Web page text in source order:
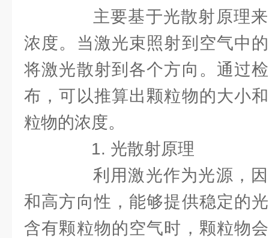
主要基于光散射原理来
浓度。当激光束照射到空气中
将激光散射到各个方向。通过
布，可以推算出颗粒物的大小
粒物的浓度。
1. 光散射原理
利用激光作为光源，因
和高方向性，能够提供稳定的
含有颗粒物的空气时，颗粒物